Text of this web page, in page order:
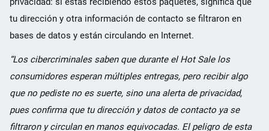
tu dirección y otra información de contacto se filtraron en
bases de datos y están circulando en Internet.
“Los cibercriminales saben que durante el Hot Sale los
consumidores esperan múltiples entregas, pero recibir algo
que no pediste no es suerte, sino una alerta de privacidad,
pues confirma que tu dirección y datos de contacto ya se
filtraron y circulan en manos equivocadas. El peligro de esta